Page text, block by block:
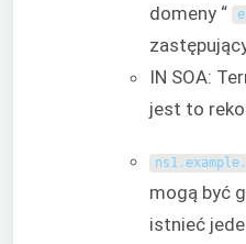
domeny “
IN SOA:
jest to
ns1.example.
mogą być
istnieć